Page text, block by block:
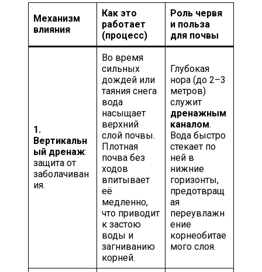
Механизм
влияния
Как это
работает
(процесс)
Роль червя
и польза
для почвы
1.
Вертикальн
ый дренаж:
защита от
заболачиван
ия.
Во время
сильных
дождей или
таяния снега
вода
насыщает
верхний
слой почвы.
Плотная
почва без
ходов
впитывает
её
медленно,
что приводит
к застою
воды и
загниванию
корней.
Глубокая
нора (до 2–3
метров)
служит
дренажным
каналом.
Вода быстро
стекает по
ней в
нижние
горизонты,
предотвращ
ая
переувлажн
ение
корнеобитае
мого слоя.